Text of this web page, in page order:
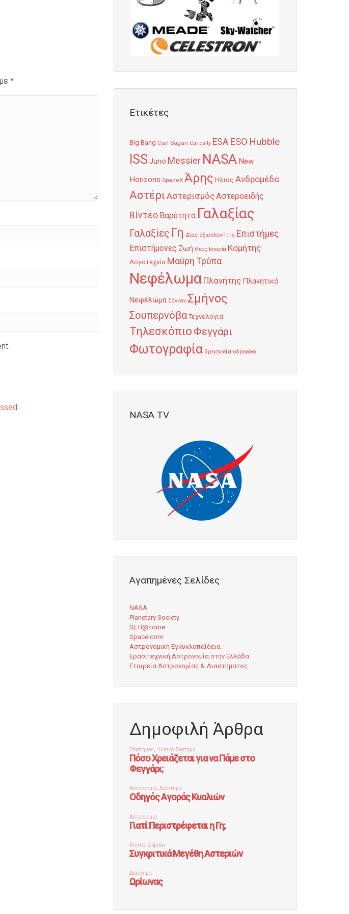
*
Ετικέτες
Big Bang Carl Sagan Curiosity ESA ESO Hubble
ISS Juno Messier NASA New
Horizons SpaceX Άρης Ήλιος Ανδρομέδα
Αστέρι ΑστερισμόςΑστεροειδής
Βίντεο Βαρύτητα Γαλαξίας
Γαλαξίες Γη Δίας Εξωπλανήτης Επιστήμες
Επιστήμονες Ζωή Θεός Ιστορία Κομήτης
Λογοτεχνία Μαύρη Τρύπα
Νεφέλωμα Πλανήτης Πλανητικό
Νεφέλωμα Σάγκαν Σμήνος
Σουπερνόβα Τεχνολογία
Τηλεσκόπιο Φεγγάρι
Φωτογραφία θρησκεία υδρογόνο
NASA TV
Αγαπημένες Σελίδες
NASA
Planetary Society
SETI@home
Space.com
Αστρονομική Εγκυκλοπαίδεια
Ερασιτεχνική Αστρονομία στην Ελλάδα
Εταιρεία Αστρονομίας & Διαστήματος
Δημοφιλή Άρθρα